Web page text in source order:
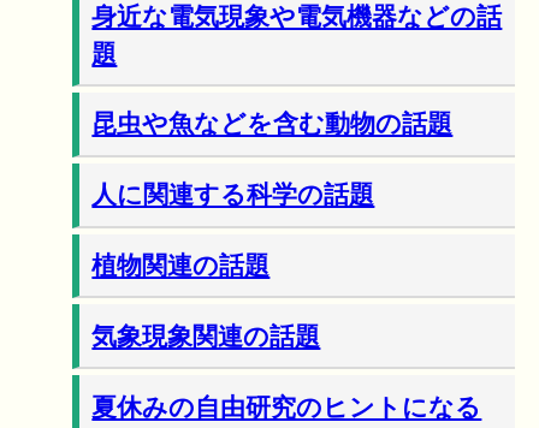
身近な電気現象や電気機器などの話
題
昆虫や魚などを含む動物の話題
人に関連する科学の話題
植物関連の話題
気象現象関連の話題
夏休みの自由研究のヒントになる